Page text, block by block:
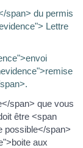
span> du permis
Lettre
span> que vous
être <span
possible</span>
aux